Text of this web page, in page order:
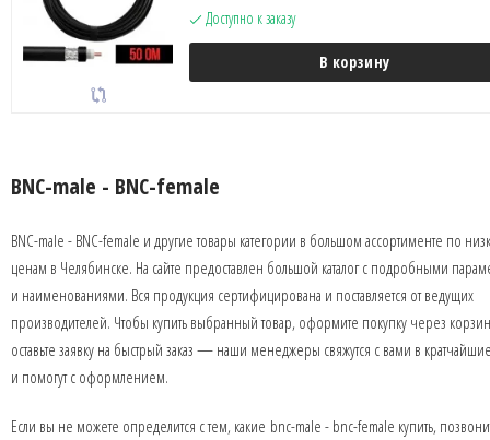
Доступно к заказу
В корзину
BNC-male - BNC-female
BNC-male - BNC-female и другие товары категории в большом ассортименте по
ценам в Челябинске. На сайте предоставлен большой каталог с подробными
и наименованиями. Вся продукция сертифицирована и поставляется от ведущих
производителей. Чтобы купить выбранный товар, оформите покупку через
оставьте заявку на быстрый заказ — наши менеджеры свяжутся с вами в
и помогут с оформлением.
Если вы не можете определится с тем, какие bnc-male - bnc-female купить,